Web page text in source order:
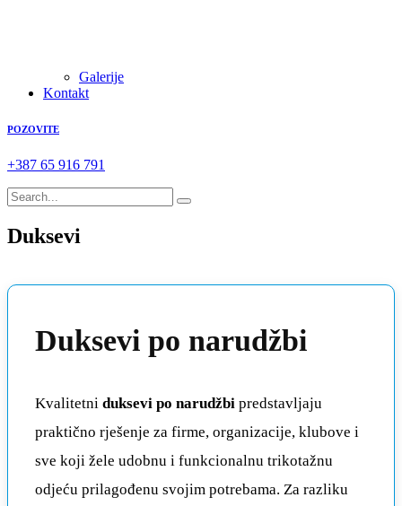
Galerije
Kontakt
POZOVITE
+387 65 916 791
Duksevi
Duksevi po narudžbi
Kvalitetni duksevi po narudžbi predstavljaju
praktično rješenje za firme, organizacije, klubove i
sve koji žele udobnu i funkcionalnu trikotažnu
odjeću prilagođenu svojim potrebama. Za razliku